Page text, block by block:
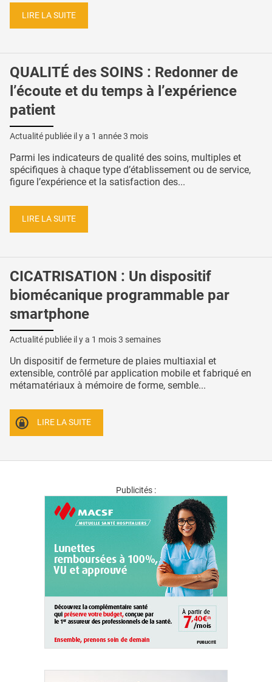
LIRE LA SUITE
QUALITÉ des SOINS : Redonner de
l’écoute et du temps à l’expérience
patient
Actualité publiée il y a 1 année 3 mois
Parmi les indicateurs de qualité des soins, multiples et
spécifiques à chaque type d’établissement ou de service,
figure l’expérience et la satisfaction des...
LIRE LA SUITE
CICATRISATION : Un dispositif
biomécanique programmable par
smartphone
Actualité publiée il y a 1 mois 3 semaines
Un dispositif de fermeture de plaies multiaxial et
extensible, contrôlé par application mobile et fabriqué en
métamatériaux à mémoire de forme, semble...
LIRE LA SUITE
Publicités :